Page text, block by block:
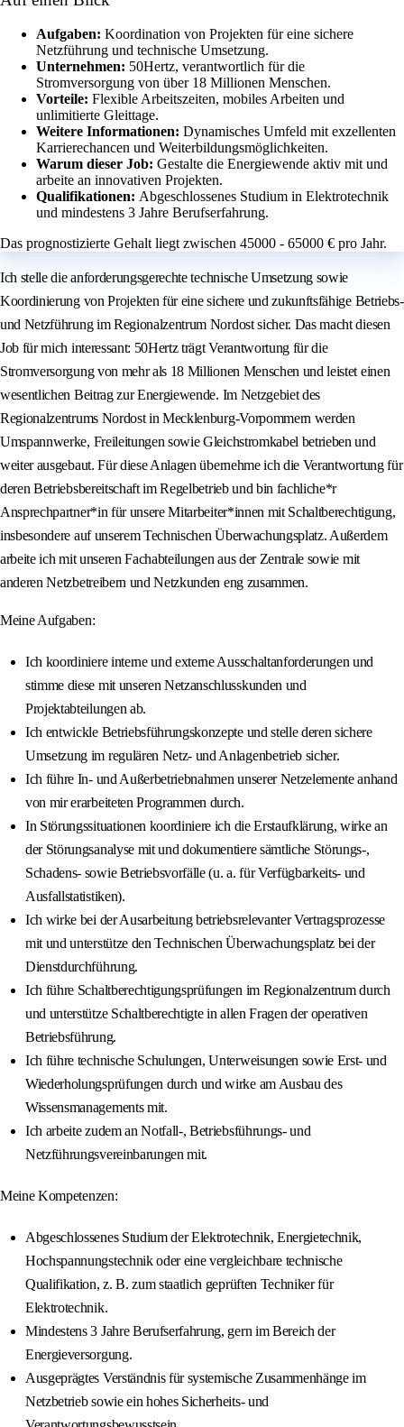
Aufgaben: Koordination von Projekten für eine sichere
Netzführung und technische Umsetzung.
Unternehmen: 50Hertz, verantwortlich für die
Stromversorgung von über 18 Millionen Menschen.
Vorteile: Flexible Arbeitszeiten, mobiles Arbeiten und
unlimitierte Gleittage.
Weitere Informationen: Dynamisches Umfeld mit exzellenten
Karrierechancen und Weiterbildungsmöglichkeiten.
Warum dieser Job: Gestalte die Energiewende aktiv mit und
arbeite an innovativen Projekten.
Qualifikationen: Abgeschlossenes Studium in Elektrotechnik
und mindestens 3 Jahre Berufserfahrung.
Das prognostizierte Gehalt liegt zwischen 45000 - 65000 € pro Jahr.
Ich stelle die anforderungsgerechte technische Umsetzung sowie
Koordinierung von Projekten für eine sichere und zukunftsfähige Betriebs-
und Netzführung im Regionalzentrum Nordost sicher. Das macht diesen
Job für mich interessant: 50Hertz trägt Verantwortung für die
Stromversorgung von mehr als 18 Millionen Menschen und leistet einen
wesentlichen Beitrag zur Energiewende. Im Netzgebiet des
Regionalzentrums Nordost in Mecklenburg-Vorpommern werden
Umspannwerke, Freileitungen sowie Gleichstromkabel betrieben und
weiter ausgebaut. Für diese Anlagen übernehme ich die Verantwortung für
deren Betriebsbereitschaft im Regelbetrieb und bin fachliche*r
Ansprechpartner*in für unsere Mitarbeiter*innen mit Schaltberechtigung,
insbesondere auf unserem Technischen Überwachungsplatz. Außerdem
arbeite ich mit unseren Fachabteilungen aus der Zentrale sowie mit
anderen Netzbetreibern und Netzkunden eng zusammen.
Meine Aufgaben:
Ich koordiniere interne und externe Ausschaltanforderungen und
stimme diese mit unseren Netzanschlusskunden und
Projektabteilungen ab.
Ich entwickle Betriebsführungskonzepte und stelle deren sichere
Umsetzung im regulären Netz‐ und Anlagenbetrieb sicher.
Ich führe In- und Außerbetriebnahmen unserer Netzelemente anhand
von mir erarbeiteten Programmen durch.
In Störungssituationen koordiniere ich die Erstaufklärung, wirke an
der Störungsanalyse mit und dokumentiere sämtliche Störungs-,
Schadens- sowie Betriebsvorfälle (u. a. für Verfügbarkeits- und
Ausfallstatistiken).
Ich wirke bei der Ausarbeitung betriebsrelevanter Vertragsprozesse
mit und unterstütze den Technischen Überwachungsplatz bei der
Dienstdurchführung.
Ich führe Schaltberechtigungsprüfungen im Regionalzentrum durch
und unterstütze Schaltberechtigte in allen Fragen der operativen
Betriebsführung.
Ich führe technische Schulungen, Unterweisungen sowie Erst‐ und
Wiederholungsprüfungen durch und wirke am Ausbau des
Wissensmanagements mit.
Ich arbeite zudem an Notfall‐, Betriebsführungs‐ und
Netzführungsvereinbarungen mit.
Meine Kompetenzen:
Abgeschlossenes Studium der Elektrotechnik, Energietechnik,
Hochspannungstechnik oder eine vergleichbare technische
Qualifikation, z. B. zum staatlich geprüften Techniker für
Elektrotechnik.
Mindestens 3 Jahre Berufserfahrung, gern im Bereich der
Energieversorgung.
Ausgeprägtes Verständnis für systemische Zusammenhänge im
Netzbetrieb sowie ein hohes Sicherheits- und